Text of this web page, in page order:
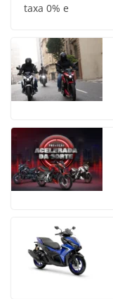
taxa 0% e